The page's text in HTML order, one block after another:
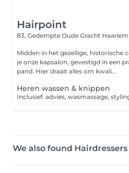
Hairpoint
83, Gedempte Oude Gracht Haarlem
Midden in het gezellige, historische
je onze kapsalon, gevestigd in een
pand. Hier draait alles om kwali...
Heren wassen & knippen
Inclusief: advies, wasmassage,
We also found